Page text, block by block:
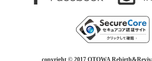
copyright © 2017 OTOWA